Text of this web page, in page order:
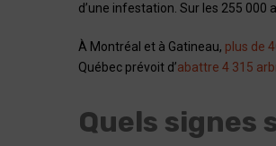
d’une infestation. Sur les 255 000
À Montréal et à Gatineau, plus de
Québec prévoit d’abattre 4 315
Quels signes